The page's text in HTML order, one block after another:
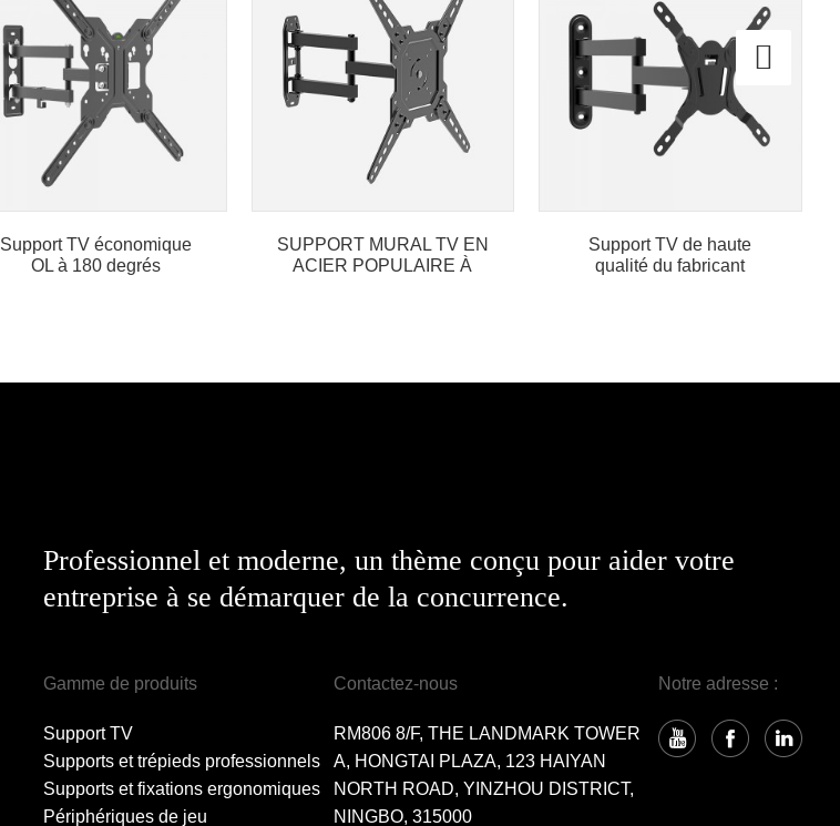
Support TV économique
OL à 180 degrés
SUPPORT MURAL TV EN
ACIER POPULAIRE À
Support TV de haute
qualité du fabricant
Professionnel et moderne, un thème conçu pour aider votre
entreprise à se démarquer de la concurrence.
Gamme de produits
Support TV
Supports et trépieds professionnels
Supports et fixations ergonomiques
Périphériques de jeu
Contactez-nous
RM806 8/F, THE LANDMARK TOWER
A, HONGTAI PLAZA, 123 HAIYAN
NORTH ROAD, YINZHOU DISTRICT,
NINGBO, 315000
Notre adresse :